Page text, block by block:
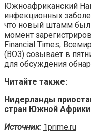
Южноафриканский
инфекционных
что новый штамм
момент
Financial Times,
(ВОЗ) созывает в
для обсуждения
Читайте также:
Нидерланды
стран Южной Африки
Источник: 1prime.ru